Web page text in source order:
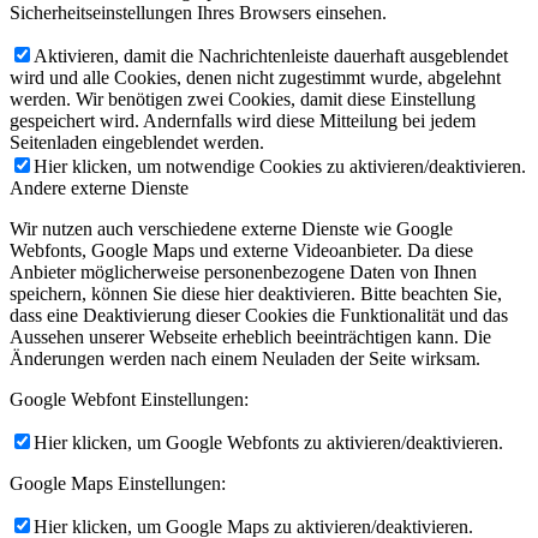
Sicherheitseinstellungen Ihres Browsers einsehen.
Aktivieren, damit die Nachrichtenleiste dauerhaft ausgeblendet
wird und alle Cookies, denen nicht zugestimmt wurde, abgelehnt
werden. Wir benötigen zwei Cookies, damit diese Einstellung
gespeichert wird. Andernfalls wird diese Mitteilung bei jedem
Seitenladen eingeblendet werden.
Hier klicken, um notwendige Cookies zu aktivieren/deaktivieren.
Andere externe Dienste
Wir nutzen auch verschiedene externe Dienste wie Google
Webfonts, Google Maps und externe Videoanbieter. Da diese
Anbieter möglicherweise personenbezogene Daten von Ihnen
speichern, können Sie diese hier deaktivieren. Bitte beachten Sie,
dass eine Deaktivierung dieser Cookies die Funktionalität und das
Aussehen unserer Webseite erheblich beeinträchtigen kann. Die
Änderungen werden nach einem Neuladen der Seite wirksam.
Google Webfont Einstellungen:
Hier klicken, um Google Webfonts zu aktivieren/deaktivieren.
Google Maps Einstellungen:
Hier klicken, um Google Maps zu aktivieren/deaktivieren.